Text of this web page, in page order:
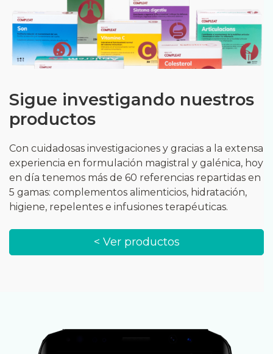
Sigue investigando nuestros
productos
Con cuidadosas investigaciones y gracias a la extensa
experiencia en formulación magistral y galénica, hoy
en día tenemos más de 60 referencias repartidas en
5 gamas: complementos alimenticios, hidratación,
higiene, repelentes e infusiones terapéuticas.
< Ver productos